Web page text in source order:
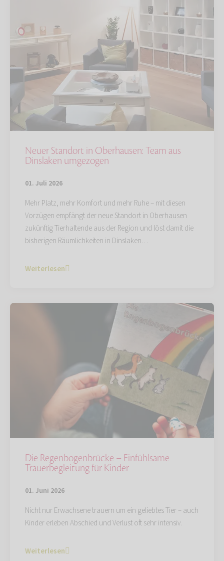
Neuer Standort in Oberhausen: Team aus
Dinslaken umgezogen
01. Juli 2026
Mehr Platz, mehr Komfort und mehr Ruhe – mit diesen
Vorzügen empfängt der neue Standort in Oberhausen
zukünftig Tierhaltende aus der Region und löst damit die
bisherigen Räumlichkeiten in Dinslaken…
Weiterlesen
Die Regenbogenbrücke – Einfühlsame
Trauerbegleitung für Kinder
01. Juni 2026
Nicht nur Erwachsene trauern um ein geliebtes Tier – auch
Kinder erleben Abschied und Verlust oft sehr intensiv.
Weiterlesen